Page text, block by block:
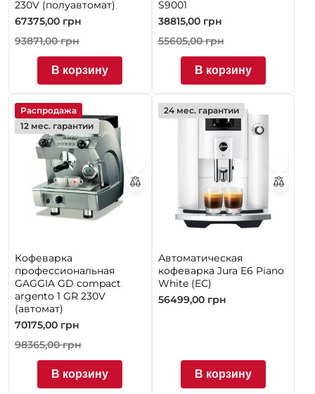
230V (полуавтомат)
67375,00 грн
93871,00грн
В корзину
S9001
38815,00 грн
55605,00грн
В корзину
Распродажа
12 мес. гарантии
Кофеварка
профессиональная
GAGGIA GD compact
argento 1 GR 230V
(автомат)
70175,00 грн
98365,00грн
В корзину
24 мес. гарантии
Автоматическая
кофеварка Jura E6 Piano
White (EC)
56499,00 грн
В корзину